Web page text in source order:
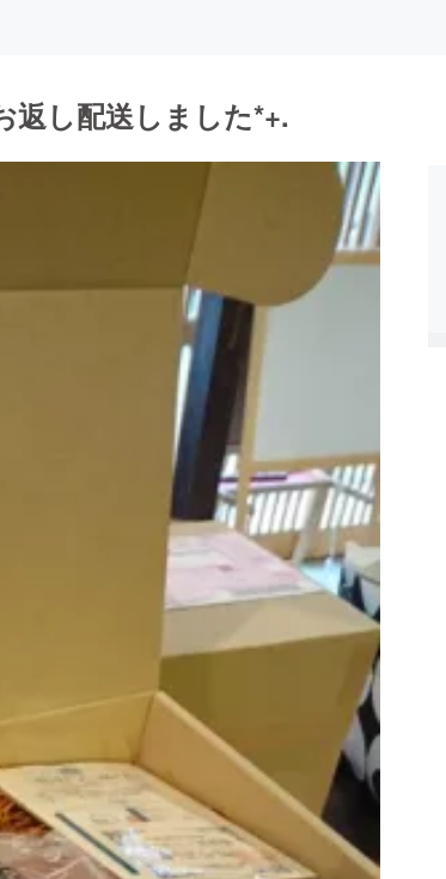
返し配送しました*+.